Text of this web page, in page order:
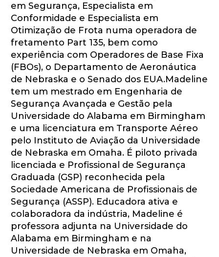
em Segurança, Especialista em
Conformidade e Especialista em
Otimização de Frota numa operadora de
fretamento Part 135, bem como
experiência com Operadores de Base Fixa
(FBOs), o Departamento de Aeronáutica
de Nebraska e o Senado dos EUA.Madeline
tem um mestrado em Engenharia de
Segurança Avançada e Gestão pela
Universidade do Alabama em Birmingham
e uma licenciatura em Transporte Aéreo
pelo Instituto de Aviação da Universidade
de Nebraska em Omaha. É piloto privada
licenciada e Profissional de Segurança
Graduada (GSP) reconhecida pela
Sociedade Americana de Profissionais de
Segurança (ASSP). Educadora ativa e
colaboradora da indústria, Madeline é
professora adjunta na Universidade do
Alabama em Birmingham e na
Universidade de Nebraska em Omaha,